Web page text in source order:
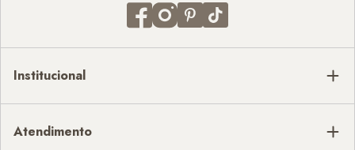
Institucional
Atendimento